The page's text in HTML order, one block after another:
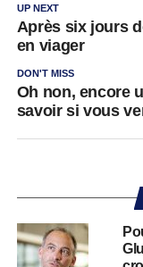
UP NEXT
Après six jours
en viager
DON'T MISS
Oh non, encore
savoir si vous